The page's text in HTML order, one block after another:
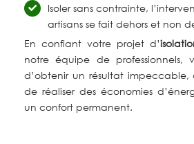
Isoler sans contrainte,
artisans se fait dehors et non
En confiant votre projet d’
notre équipe de professionnels,
d’obtenir un résultat impeccable,
de réaliser des économies
un confort permanent.